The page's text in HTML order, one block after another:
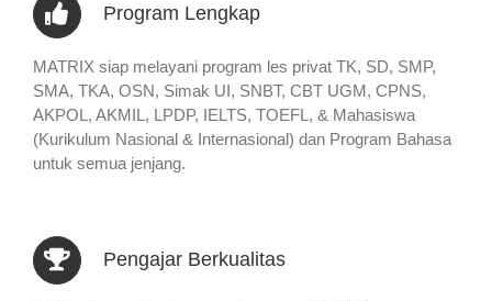
Program Lengkap
MATRIX siap melayani program les privat TK, SD, SMP,
SMA, TKA, OSN, Simak UI, SNBT, CBT UGM, CPNS,
AKPOL, AKMIL, LPDP, IELTS, TOEFL, & Mahasiswa
(Kurikulum Nasional & Internasional) dan Program Bahasa
untuk semua jenjang.
Pengajar Berkualitas